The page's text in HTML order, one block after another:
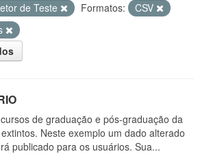
de Teste Formatos:
CSV
de graduação e pós-graduação da
Neste exemplo um dado alterado
publicado para os usuários. Sua...